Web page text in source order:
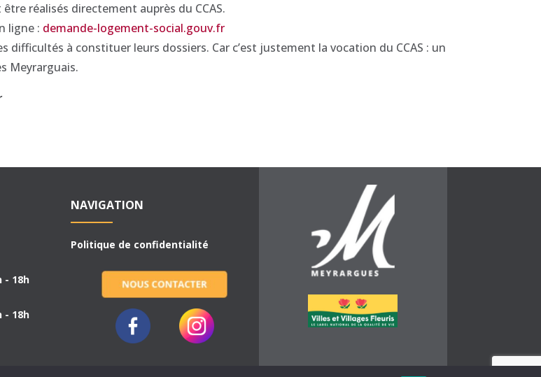
réalisés directement auprès du CCAS.
ligne : demande-logement-social.gouv.fr
à constituer leurs dossiers. Car c’est justement la vocation du CCAS : un
Meyrarguais.
- 18h
- 18h
NAVIGATION
Politique de confidentialité